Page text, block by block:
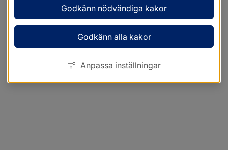
Godkänn nödvändiga kakor
Godkänn alla kakor
Anpassa inställningar